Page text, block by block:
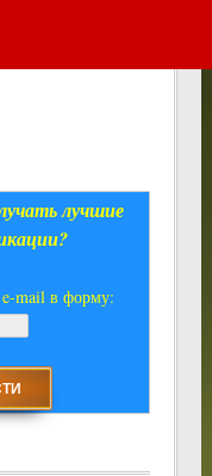
лучшие
mail в форму: